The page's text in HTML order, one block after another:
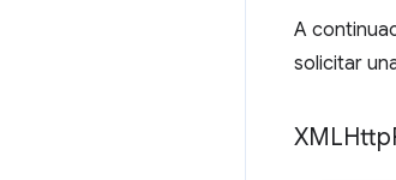
A
solicitar
XMLHttp